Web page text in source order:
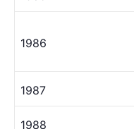
1986
1987
1988